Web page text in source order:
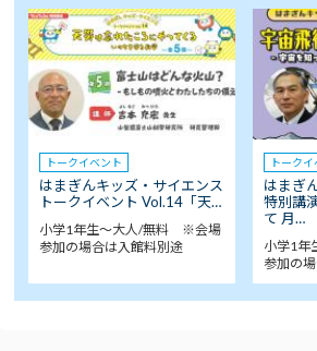
トークイベント
はまぎんキッズ・サイエンス
トークイベント Vol.14「天…
小学1年生～大人/無料 ※会場
参加の場合は入館料別途
トーク
はまぎ
特別講
て 月…
小学1
参加の